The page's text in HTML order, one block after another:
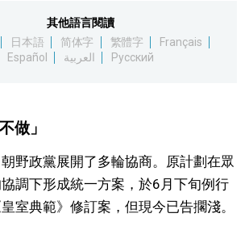
其他語言閱讀
日本語 简体字 繁體字
Français
Español
العربية Русский
做」
野政黨展開了多輪協商。原計劃在眾
調下形成統一方案，於6月下旬例行
室典範》修訂案，但現今已告擱淺。